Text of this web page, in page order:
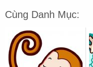
Cùng Danh Mục: